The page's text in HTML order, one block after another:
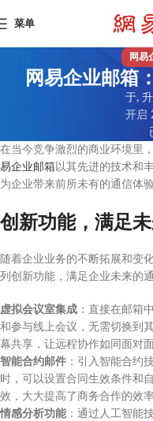
菜单
网易
网易企业邮箱
于,
开启
在当今竞争激烈的商业环境里
易企业邮箱 以其先进的技术和
为企业带来前所未有的通信体验
创新功能，满足
随着企业业务的不断拓展和变化
列创新功能，满足企业未来的通
虚拟会议室集成 ：直接在邮箱
和参与线上会议，无需切换到
幕共享，让远程协作如同面对
智能合约邮件 ：引入智能合约
时，可以设置合同生效条件和
效，大大提高了商务合作的效
情感分析功能 ：通过人工智能